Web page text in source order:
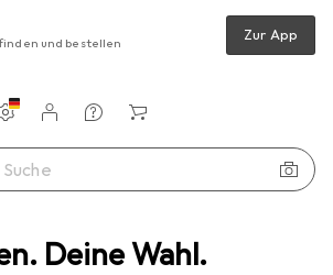
Deine Wahl.
und bestellen Zur App
Dipos Displayschutzfolie Crystalclear